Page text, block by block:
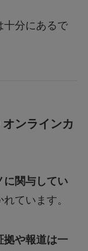
十分にあるで
ンラインカ
に関与してい
ています。
拠や報道は一